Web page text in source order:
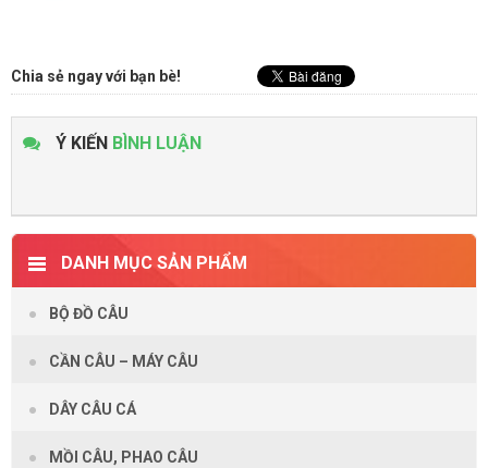
Chia sẻ ngay với bạn bè!
Ý KIẾN BÌNH LUẬN
DANH MỤC SẢN PHẨM
BỘ ĐỒ CÂU
CẦN CÂU – MÁY CÂU
DÂY CÂU CÁ
MỒI CÂU, PHAO CÂU